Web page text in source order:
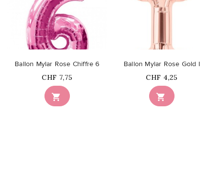

Ballon Mylar Rose Chiffre 6
Prix
CHF 7,75

Ballon Mylar Rose Gold I
Prix
CHF 4,25